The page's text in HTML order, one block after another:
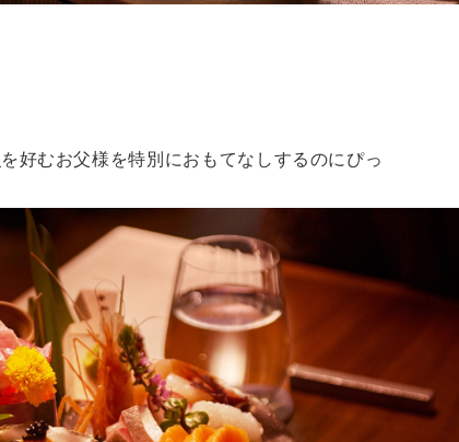
を好むお父様を特別におもてなしするのにぴっ